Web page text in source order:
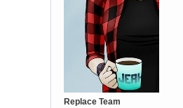
Replace Team